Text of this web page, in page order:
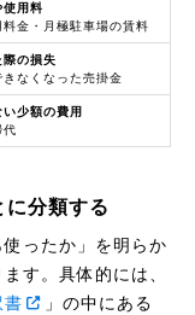
使用料
金・月極駐車場の賃料
の損失
なくなった売掛金
少額の費用
代
分類する
ったか」を明らか
す。具体的には、
書
」の中にある